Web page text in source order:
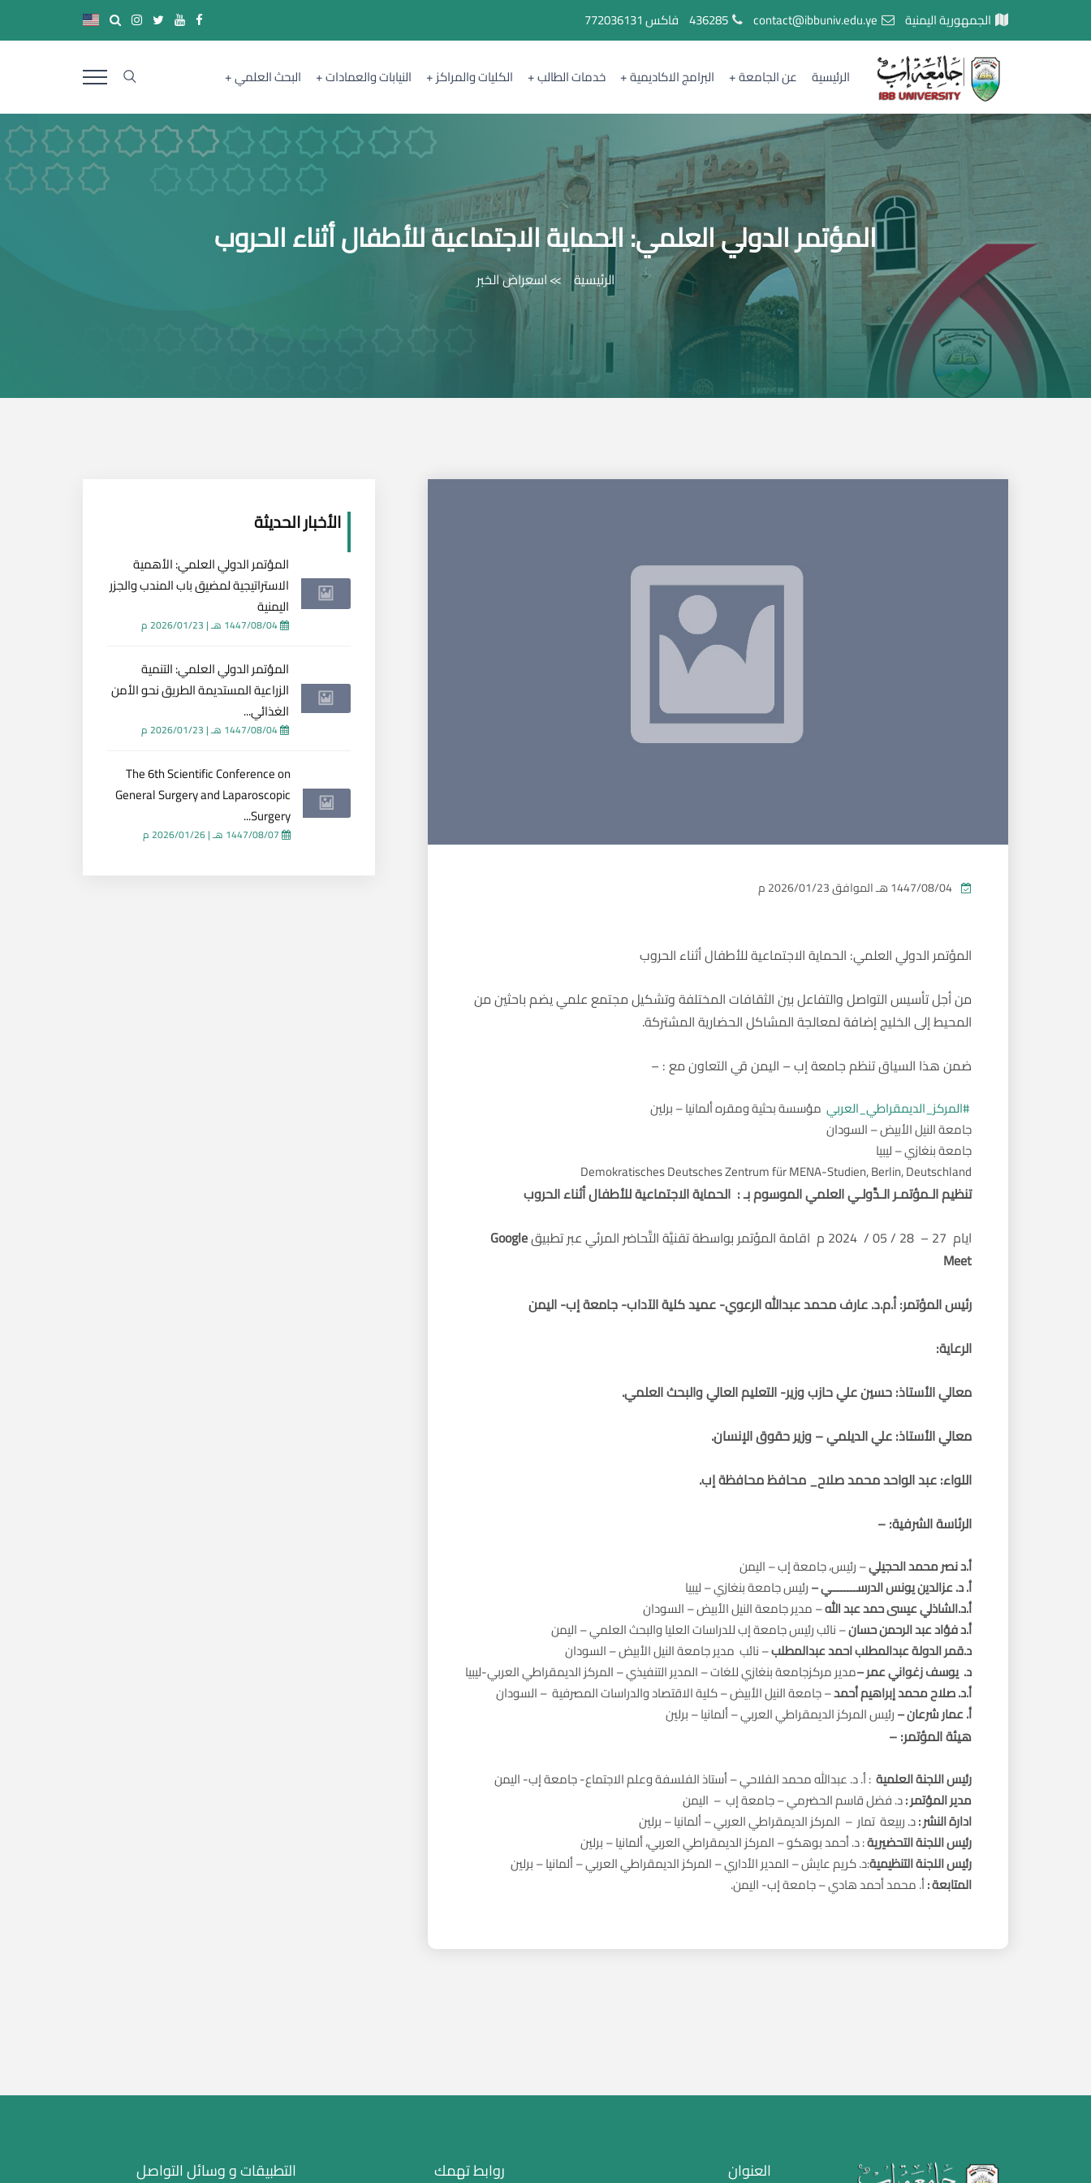
الجمهورية اليمنية contact@ibbuniv.edu.ye
436285 فاكس772036131
الرئيسية عن الجامعة البرامج الاكاديمية خدمات الطالب الكليات والمراكز النيابات والعمادات البحث العلمي
المؤتمر الدولي العلمي: الحماية الاجتماعية للأطفال أثناء الحروب
الرئيسية اسعراض الخبر
الأخبار الحديثة
المؤتمر الدولي العلمي: الأهمية
الاستراتيجية لمضيق باب المندب والجزر
اليمنية
1447/08/04 هـ | 2026/01/23 م
المؤتمر الدولي العلمي: التنمية
الزراعية المستديمة الطريق نحو الأمن
الغذائي...
1447/08/04 هـ | 2026/01/23 م
The 6th Scientific Conference on
General Surgery and Laparoscopic
Surgery...
1447/08/07 هـ |2026/01/26 م
الموافق2026/01/23 م
المؤتمر الدولي العلمي: الحماية الاجتماعية للأطفال أثناء الحروب
من أجل تأسيس التواصل والتفاعل بين الثقافات المختلفة وتشكيل مجتمع علمي يضم باحثين من
المحيط إلى الخليج إضافة لمعالجة المشاكل الحضارية المشتركة.
ضمن هذا السياق تنظم جامعة إب – اليمن قي التعاون مع : –
#المركز_الديمقراطي_العربي مؤسسة بحثية ومقره ألمانيا – برلين
جامعة النيل الأبيض – السودان
جامعة بنغازي – ليبيا
Demokratisches Deutsches Zentrum für MENA-Studien, Berlin, Deutschland
تنظيم الـمؤتمـر الـدَّولـي العلمي الموسوم بـ : الحماية الاجتماعية للأطفال أثناء الحروب
ايام 27 – 28 / 05 / 2024 م اقامة المؤتمر بواسطة تقنيَّة التَّحاضر المرئي عبر تطبيق
Google
Meet
رئيس المؤتمر: أ.م.د. عارف محمد عبدالله الرعوي- عميد كلية الآداب- جامعة إب- اليمن
الرعاية:
معالي الأستاذ: حسين علي حازب وزير- التعليم العالي والبحث العلمي.
معالي الأستاذ: علي الديلمي – وزير حقوق الإنسان.
اللواء: عبد الواحد محمد صلاح_ محافظ محافظة إب.
الرئاسة الشرفية: –
أ.د نصر محمد الحجيلي– رئيس، جامعة إب – اليمن
أ. د. عزالدين يونس الدرســــــــي–رئيس جامعة بنغازي – ليبيا
أ.د.الشاذلي عيسى حمد عبد الله– مدير جامعة النيل الأبيض – السودان
أ.د فؤاد عبد الرحمن حسان– نائب رئيس جامعة إب للدراسات العليا والبحث العلمي – اليمن
د.قمر الدولة عبدالمطلب احمد عبدالمطلب– نائب مدير جامعة النيل الأبيض – السودان
د. يوسف زغواني عمر–مدير مركزجامعة بنغازي للغات – المدير التنفيذي – المركز الديمقراطي العربي-ليبيا
أ.د. صلاح محمد إبراهيم أحمد– جامعة النيل الأبيض – كلية الاقتصاد والدراسات المصرفية – السودان
أ. عمار شرعان–رئيس المركز الديمقراطي العربي – ألمانيا – برلين
هيئة المؤتمر: –
رئيس اللجنة العلمية : أ. د. عبدالله محمد الفلاحي – أستاذ الفلسفة وعلم الاجتماع- جامعة إب- اليمن
مدير المؤتمر:د. فضل قاسم الحضرمي – جامعة إب – اليمن
ادارة النشر:د. ربيعة تمار – المركز الديمقراطي العربي – ألمانيا – برلين
رئيس اللجنة التحضيرية: د. أحمد بوهكو – المركز الديمقراطي العربي، ألمانيا – برلين
رئيس اللجنة التنظيمية:د. كريم عايش – المدير الأداري – المركز الديمقراطي العربي – ألمانيا – برلين
المتابعة:أ. محمد أحمد هادي – جامعة إب- اليمن.
العنوان روابط تهمك التطبيقات و وسائل التواصل